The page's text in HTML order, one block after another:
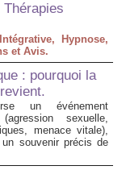
Hypnose,
et Avis.
: pourquoi la
un événement
sexuelle,
menace vitale),
souvenir précis de